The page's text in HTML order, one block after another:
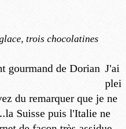
trois chocolatines
J'ai
plei
du remarquer que je ne
Suisse puis l'Italie ne